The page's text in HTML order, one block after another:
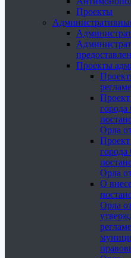
Проекты
Проекты
Орла
Орла
О
Орла